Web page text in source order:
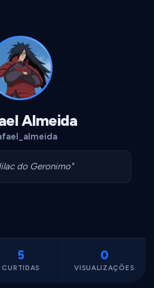
e
pode
Almeida
do Geronimo"
5
CURTIDAS
0
VISUALIZAÇÕES